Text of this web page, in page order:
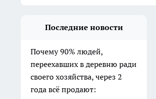
Последние новости
Почему 90% людей,
переехавших в деревню ради
своего хозяйства, через 2
года всё продают: